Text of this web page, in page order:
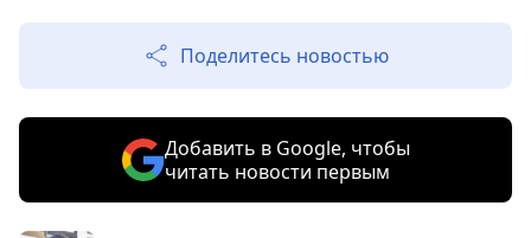
Поделитесь новостью
Добавить в Google, чтобы
читать новости первым